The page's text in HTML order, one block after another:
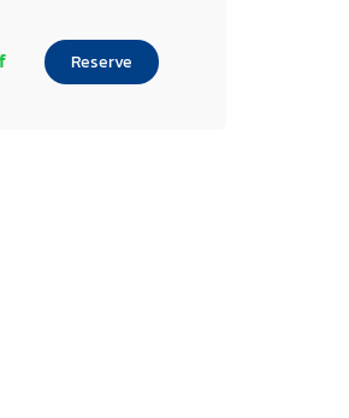
Reserve